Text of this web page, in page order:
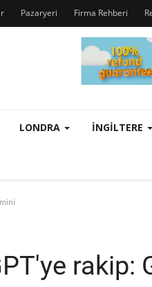
Pazaryeri Firma Rehberi
LONDRA İNGILTERE
rakip: